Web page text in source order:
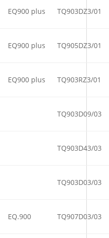
EQ900 plus TQ903DZ3/01
EQ900 plus TQ905DZ3/01
EQ900 plus TQ903RZ3/01
TQ903D09/03
TQ903D43/03
TQ903D03/03
EQ.900 TQ907D03/03